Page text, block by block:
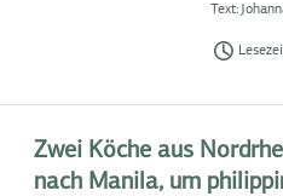
Text:
Zwei Köche aus
nach Manila, um